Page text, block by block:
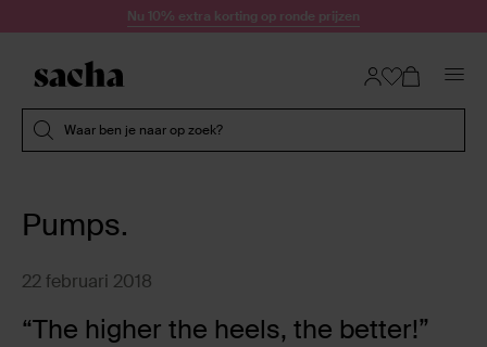
Doorgaan naar artikelNu 10% extra korting op ronde prijzen
Waar ben je naar op zoek?
Pumps.
22 februari 2018
“The higher the heels, the better!”